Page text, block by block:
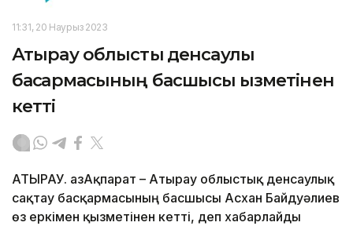
11:31, 20 Наурыз 2023
Атырау облыстық денсаулық
басқармасының басшысы қызметінен
кетті
АТЫРАУ. ҚазАқпарат – Атырау облыстық денсаулық
сақтау басқармасының басшысы Асхан Байдуәлиев
өз еркімен қызметінен кетті, деп хабарлайды